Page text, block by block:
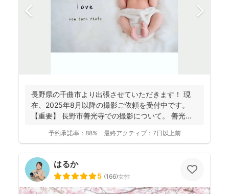
長野県の千曲市より出張させていただきます！ 現
在、2025年8月以降の撮影ご依頼を受付中です。
【重要】 長野市善光寺での撮影について。 善光...
予約承諾率： 88% 最終アクティブ： 7日以上前
はるか
5 (166)女性